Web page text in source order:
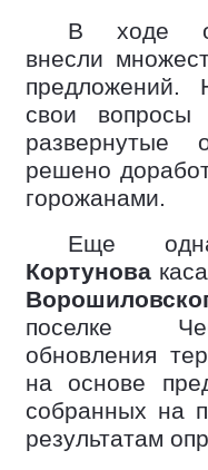
В ходе
внесли
предложений.
свои вопросы
развернутые
решено
горожанами.
Еще
Кортунова
поселке
обновления
на основе
собранных на
результатам